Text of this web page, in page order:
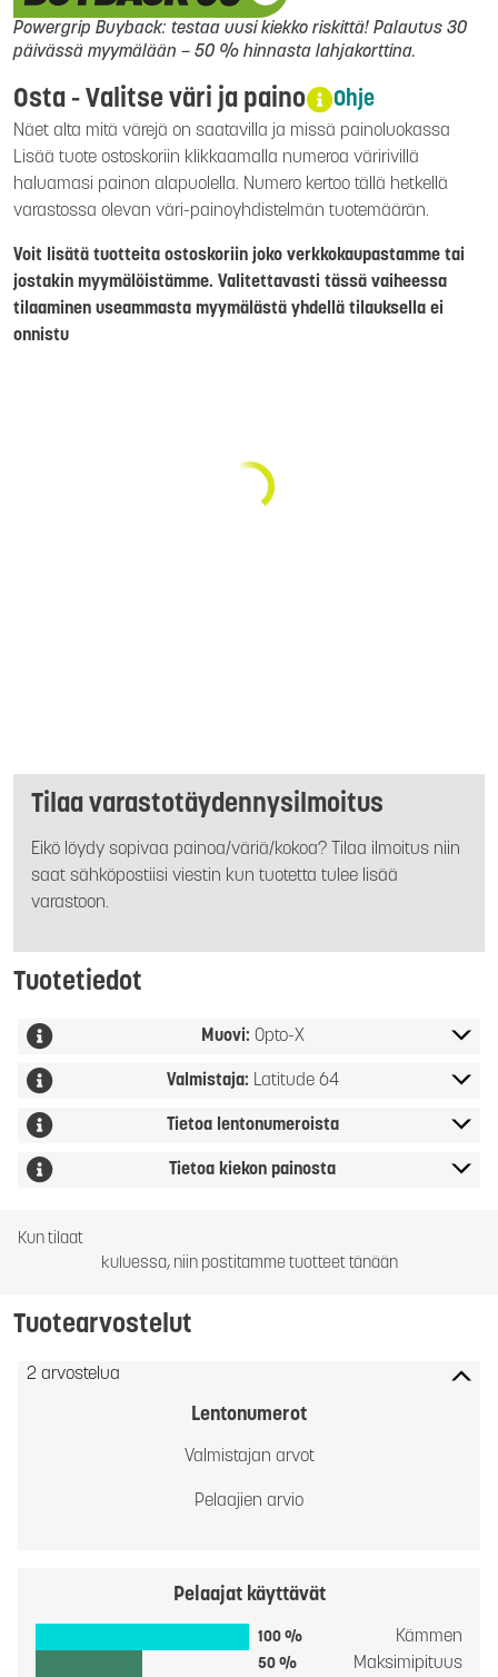
Powergrip Buyback: testaa uusi kiekko riskittä! Palautus 30
päivässä myymälään – 50 % hinnasta lahjakorttina.
Osta - Valitse väri ja paino Ohje
Näet alta mitä värejä on saatavilla ja missä painoluokassa
Lisää tuote ostoskoriin klikkaamalla numeroa väririvillä
haluamasi painon alapuolella. Numero kertoo tällä hetkellä
varastossa olevan väri-painoyhdistelmän tuotemäärän.
Voit lisätä tuotteita ostoskoriin joko verkkokaupastamme tai
jostakin myymälöistämme. Valitettavasti tässä vaiheessa
tilaaminen useammasta myymälästä yhdellä tilauksella ei
onnistu
Tilaa varastotäydennysilmoitus
Eikö löydy sopivaa painoa/väriä/kokoa? Tilaa ilmoitus niin
saat sähköpostiisi viestin kun tuotetta tulee lisää
varastoon.
Tuotetiedot
Muovi: Opto-X
Valmistaja: Latitude 64
Tietoa lentonumeroista
Tietoa kiekon painosta
Kun tilaat
kuluessa, niin postitamme tuotteet tänään
Tuotearvostelut
2 arvostelua
Lentonumerot
Valmistajan arvot
Pelaajien arvio
Pelaajat käyttävät
100 % Kämmen
50 % Maksimipituus